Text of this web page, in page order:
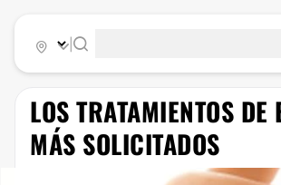
LOS TRATAMIENTOS DE
MÁS SOLICITADOS